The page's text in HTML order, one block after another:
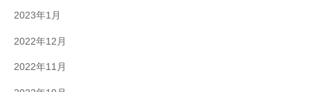
2023年1月
2022年12月
2022年11月